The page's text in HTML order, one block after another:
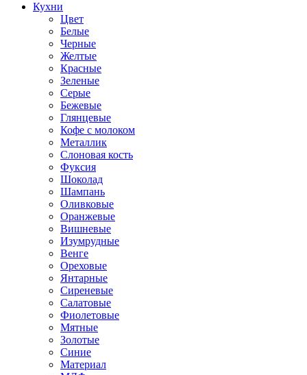
Кухни
Цвет
Белые
Черные
Желтые
Красные
Зеленые
Серые
Бежевые
Глянцевые
Кофе с молоком
Металлик
Слоновая кость
Фуксия
Шоколад
Шампань
Оливковые
Оранжевые
Вишневые
Изумрудные
Венге
Ореховые
Янтарные
Сиреневые
Салатовые
Фиолетовые
Мятные
Золотые
Синие
Материал